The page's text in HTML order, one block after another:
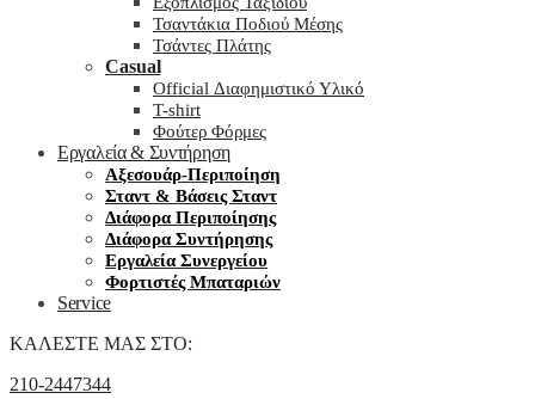
Τσαντάκια Ποδιού Μέσης
Τσάντες Πλάτης
Casual
Official Διαφημιστικό Υλικό
T-shirt
Φούτερ Φόρμες
Εργαλεία & Συντήρηση
Αξεσουάρ-Περιποίηση
Σταντ & Βάσεις Σταντ
Διάφορα Περιποίησης
Διάφορα Συντήρησης
Εργαλεία Συνεργείου
Φορτιστές Μπαταριών
Service
ΚΑΛΕΣΤΕ ΜΑΣ ΣΤΟ:
210-2447344